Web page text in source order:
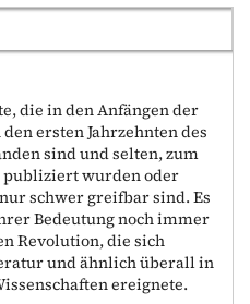
die in den Anfängen der
ersten Jahrzehnten des
sind und selten, zum
publiziert wurden oder
schwer greifbar sind. Es
Bedeutung noch immer
Revolution, die sich
und ähnlich überall in
ereignete.